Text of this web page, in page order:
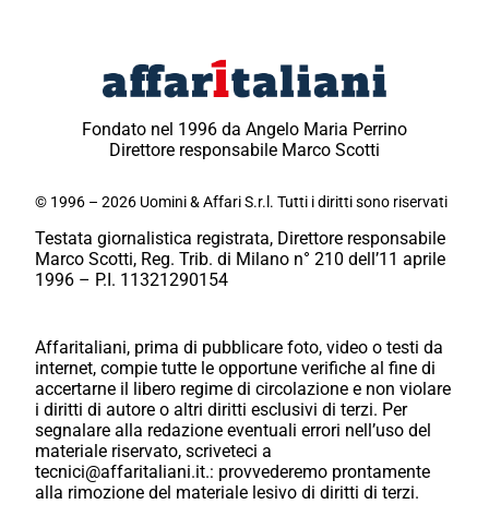
Fondato nel 1996 da Angelo Maria Perrino
Direttore responsabile Marco Scotti
© 1996 – 2026 Uomini & Affari S.r.l. Tutti i diritti sono riservati
Testata giornalistica registrata, Direttore responsabile
Marco Scotti, Reg. Trib. di Milano n° 210 dell’11 aprile
1996 – P.I. 11321290154
Affaritaliani, prima di pubblicare foto, video o testi da
internet, compie tutte le opportune verifiche al fine di
accertarne il libero regime di circolazione e non violare
i diritti di autore o altri diritti esclusivi di terzi. Per
segnalare alla redazione eventuali errori nell’uso del
materiale riservato, scriveteci a
tecnici@affaritaliani.it.: provvederemo prontamente
alla rimozione del materiale lesivo di diritti di terzi.